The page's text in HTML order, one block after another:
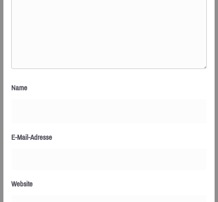
Name
E-Mail-Adresse
Website